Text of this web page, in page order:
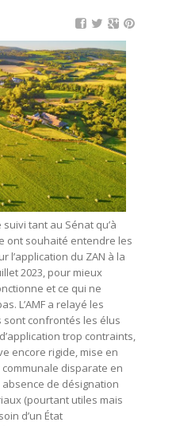
tant au Sénat qu’à
ont souhaité entendre les
l’application du ZAN à la
2023, pour mieux
et ce qui ne
L’AMF a relayé les
confrontés les élus
trop contraints,
encore rigide, mise en
disparate en
de désignation
(pourtant utiles mais
d’un État